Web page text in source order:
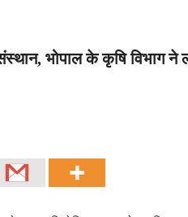
संस्थान, भोपाल के कृषि